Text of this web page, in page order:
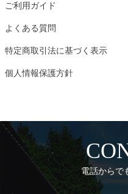
ご利用ガイド
よくある質問
特定商取引法に基づく表示
個人情報保護方針
電話からで